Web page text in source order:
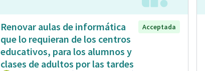
Renovar aulas de informática
que lo requieran de los centros
educativos, para los alumnos y
clases de adultos por las tardes
Acceptada